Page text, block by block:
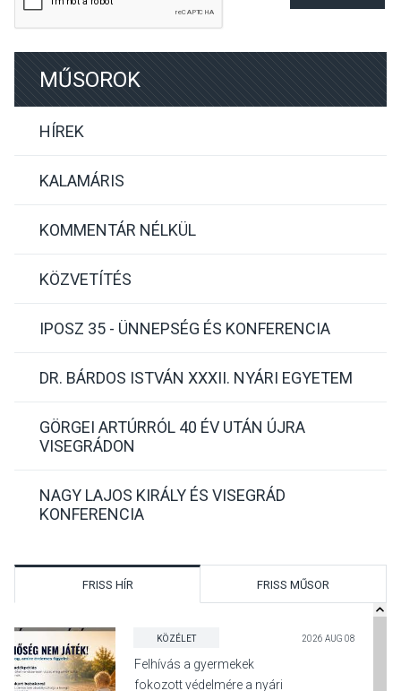
MŰSOROK
HÍREK
KALAMÁRIS
KOMMENTÁR NÉLKÜL
KÖZVETÍTÉS
IPOSZ 35 - ÜNNEPSÉG ÉS KONFERENCIA
DR. BÁRDOS ISTVÁN XXXII. NYÁRI EGYETEM
GÖRGEI ARTÚRRÓL 40 ÉV UTÁN ÚJRA
VISEGRÁDON
NAGY LAJOS KIRÁLY ÉS VISEGRÁD
KONFERENCIA
FRISS HÍR FRISS MŰSOR
KÖZÉLET 2026 AUG 08
Felhívás a gyermekek
fokozott védelmére a nyári